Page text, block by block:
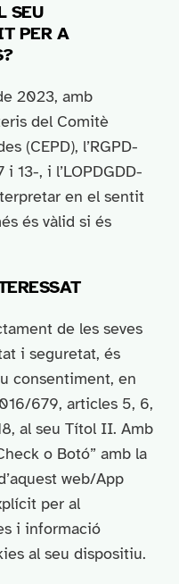
SEU
PER A
2023, amb
del Comitè
(CEPD), l’RGPD-
13-, i l’LOPDGDD-
en el sentit
és vàlid si és
de les seves
i seguretat, és
consentiment, en
679, articles 5, 6,
al seu Títol II. Amb
o Botó” amb la
web/App
per al
i informació
al seu dispositiu.